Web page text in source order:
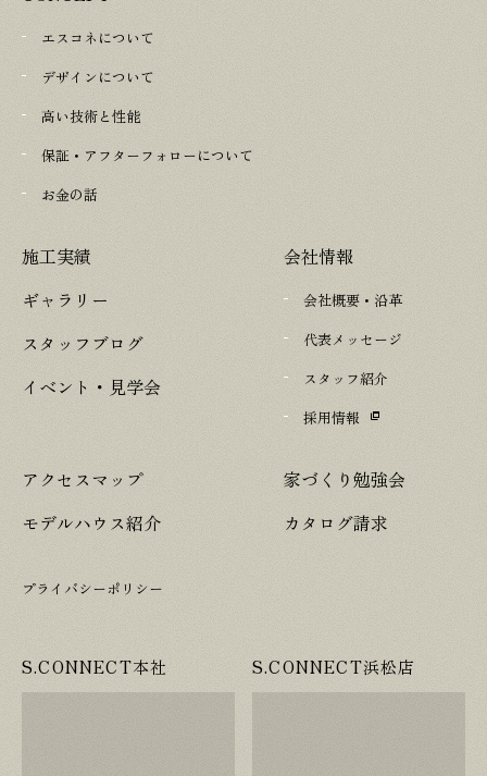
エスコネについて
デザインについて
高い技術と性能
保証・アフターフォローについて
お金の話
施工実績
ギャラリー
スタッフブログ
イベント・見学会
会社情報
会社概要・沿革
代表メッセージ
スタッフ紹介
採用情報
アクセスマップ
モデルハウス紹介
家づくり勉強会
カタログ請求
プライバシーポリシー
S.CONNECT本社 S.CONNECT浜松店